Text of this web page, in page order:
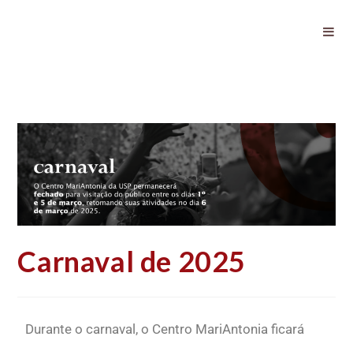
Carnaval de 2025
Durante o carnaval, o Centro MariAntonia ficará